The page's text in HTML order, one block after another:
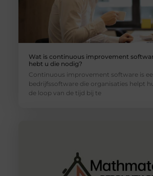
Wat is continuous improvement
hebt u die nodig?
Continuous improvement software is
bedrijfssoftware die organisaties helpt
de loop van de tijd bij te